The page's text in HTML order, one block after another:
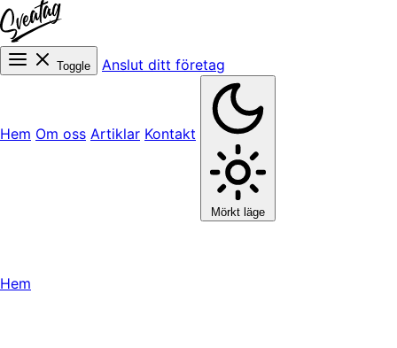
Toggle Anslut ditt företag
Hem Om oss Artiklar Kontakt
Mörkt läge
Hem